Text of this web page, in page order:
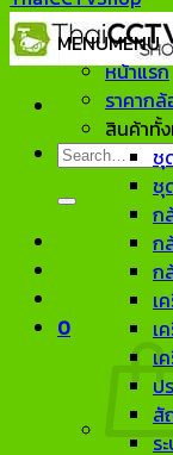
Search
0
MENUMENU
หน้าแรก
ราคาก
สินค้าทั้
ชุ
ชุ
ก
ก
ก
เ
เ
เ
ป
สั
ร